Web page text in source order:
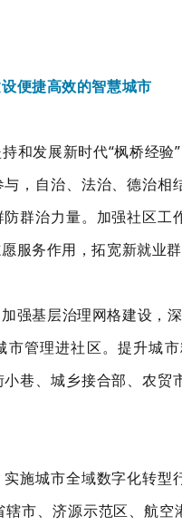
便捷高效的智慧城市
持和发展新时代“枫桥经
，自治、法治、德治
群治力量。加强社区
服务作用，拓宽新就业
加强基层治理网格建设，
市管理进社区。提升城
巷、城乡接合部、农
实施城市全域数字化转
市、济源示范区、航